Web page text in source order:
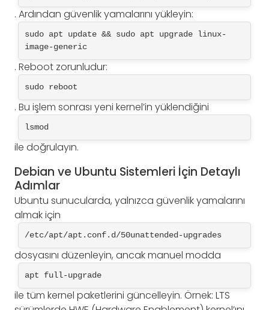
. Ardından güvenlik yamalarını yükleyin:
sudo apt update && sudo apt upgrade linux-
image-generic
. Reboot zorunludur:
sudo reboot
. Bu işlem sonrası yeni kernel’in yüklendiğini
lsmod
ile doğrulayın.
Debian ve Ubuntu Sistemleri İçin Detaylı
Adımlar
Ubuntu sunucularda, yalnızca güvenlik yamalarını
almak için
/etc/apt/apt.conf.d/50unattended-upgrades
dosyasını düzenleyin, ancak manuel modda
apt full-upgrade
ile tüm kernel paketlerini güncelleyin. Örnek: LTS